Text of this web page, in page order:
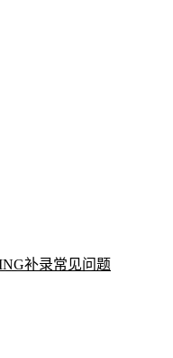
补录常见问题